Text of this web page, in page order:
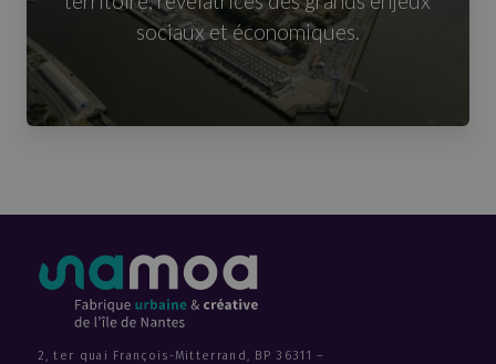
sociaux et économiques.
2, ter quai François-Mitterrand, BP 36311 –